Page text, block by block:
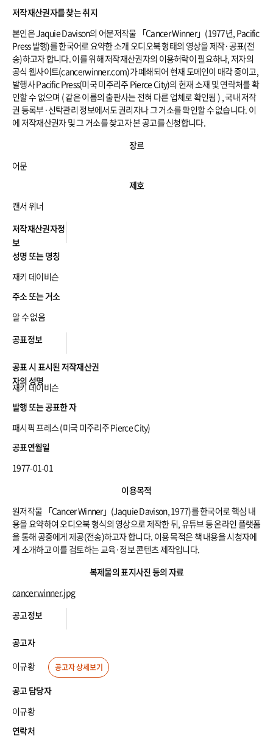
보
를
찾
는
취
지
저작재산권자를 찾는 취지
본인은 Jaquie Davison의 어문저작물 「Cancer Winner」(1977년, Pacific
Press 발행)를 한국어로 요약한 소개 오디오북 형태의 영상을 제작·공표(전
송)하고자 합니다. 이를 위해 저작재산권자의 이용허락이 필요하나, 저자의
공식 웹사이트(cancerwinner.com)가 폐쇄되어 현재 도메인이 매각 중이고,
발행사 Pacific Press(미국 미주리주 Pierce City)의 현재 소재 및 연락처를 확
인할 수 없으며 ( 같은 이름의 출판사는 전혀 다른 업체로 확인됨 ) , 국내 저작
권 등록부·신탁관리 정보에서도 권리자나 그 거소를 확인할 수 없습니다. 이
에 저작재산권자 및 그 거소를 찾고자 본 공고를 신청합니다.
물
장
호
장르
어문
제호
캔서 위너
저
작
재
산
권
자
정
보
저작재산권자정
보
성명 또는 명칭
재키 데이비슨
주소 또는 거소
알 수 없음
공
표
보
공표정보
공표 시 표시된 저작재산권
자의 성명
재키 데이비슨
발행 또는 공표한 자
패시픽 프레스 (미국 미주리주 Pierce City)
공표연월일
1977-01-01
물
이
용
목
적
이용목적
원저작물 「Cancer Winner」(Jaquie Davison, 1977)를 한국어로 핵심 내
용을 요약하여 오디오북 형식의 영상으로 제작한 뒤, 유튜브 등 온라인 플랫폼
을 통해 공중에게 제공(전송)하고자 합니다. 이용 목적은 책 내용을 시청자에
게 소개하고 이를 검토하는 교육·정보 콘텐츠 제작입니다.
의
지
사
등
첨
부
자
복제물의 표지사진 등의 자료
cancer winner.jpg
공
고
정
보
연
처
공고정보
공고자
이규황
공고자 상세보기
공고 담당자
이규황
연락처